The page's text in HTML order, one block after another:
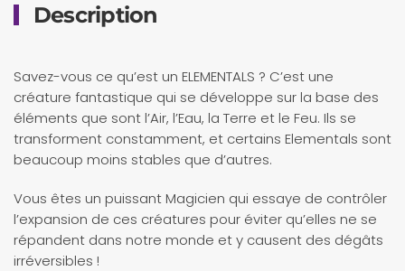
Description
Savez-vous ce qu’est un ELEMENTALS ? C’est une
créature fantastique qui se développe sur la base des
éléments que sont l’Air, l’Eau, la Terre et le Feu. Ils se
transforment constamment, et certains Elementals sont
beaucoup moins stables que d’autres.
Vous êtes un puissant Magicien qui essaye de contrôler
l’expansion de ces créatures pour éviter qu’elles ne se
répandent dans notre monde et y causent des dégâts
irréversibles !